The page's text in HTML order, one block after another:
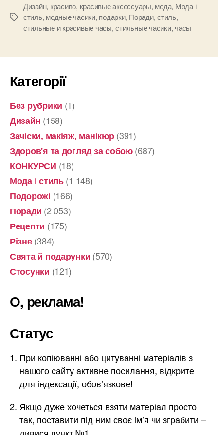
лучший
аксессуар!”
Позначки
Дизайн, красиво, красивые аксессуары, мода, Мода і
стиль, модные часики, подарки, Поради,стиль,
стильные и красивые часы,стильные часики, часы
Категорії
Без рубрики (1)
Дизайн (158)
Зачіски, макіяж, манікюр(391)
Здоров'я та догляд за собою(687)
КОНКУРСИ (18)
Мода і стиль(1 148)
Подорожі (166)
Поради (2 053)
Рецепти (175)
Різне(384)
Свята й подарунки (570)
Стосунки (121)
О, реклама!
Статус
При копіюванні або цитуванні матеріалів з
нашого сайту активне посилання, відкрите
для індексації, обов’язкове!
Якщо дуже хочеться взяти матеріал просто
так, поставити під ним своє ім’я чи зграбити –